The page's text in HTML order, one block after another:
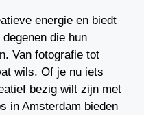
energie en biedt
die hun
Van fotografie tot
wils. Of je nu iets
bezig wilt zijn met
in Amsterdam bieden